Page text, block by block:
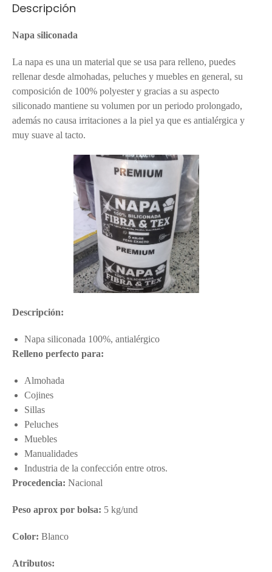
Descripción
Napa siliconada
La napa es una un material que se usa para relleno, puedes
rellenar desde almohadas, peluches y muebles en general, su
composición de 100% polyester y gracias a su aspecto
siliconado mantiene su volumen por un periodo prolongado,
además no causa irritaciones a la piel ya que es antialérgica y
muy suave al tacto.
Descripción:
Napa siliconada 100%, antialérgico
Relleno perfecto para:
Almohada
Cojines
Sillas
Peluches
Muebles
Manualidades
Industria de la confección entre otros.
Procedencia: Nacional
Peso aprox por bolsa: 5 kg/und
Color: Blanco
Atributos: